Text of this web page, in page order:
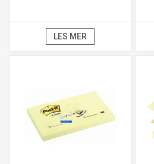
LES MER